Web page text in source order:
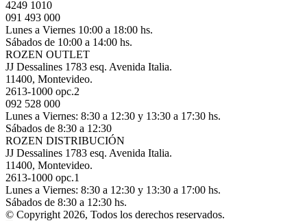
4249 1010
091 493 000
Lunes a Viernes 10:00 a 18:00 hs.
Sábados de 10:00 a 14:00 hs.
ROZEN OUTLET
JJ Dessalines 1783 esq. Avenida Italia.
11400, Montevideo.
2613-1000 opc.2
092 528 000
Lunes a Viernes: 8:30 a 12:30 y 13:30 a 17:30 hs.
Sábados de 8:30 a 12:30
ROZEN DISTRIBUCIÓN
JJ Dessalines 1783 esq. Avenida Italia.
11400, Montevideo.
2613-1000 opc.1
Lunes a Viernes: 8:30 a 12:30 y 13:30 a 17:00 hs.
Sábados de 8:30 a 12:30 hs.
© Copyright 2026, Todos los derechos reservados.